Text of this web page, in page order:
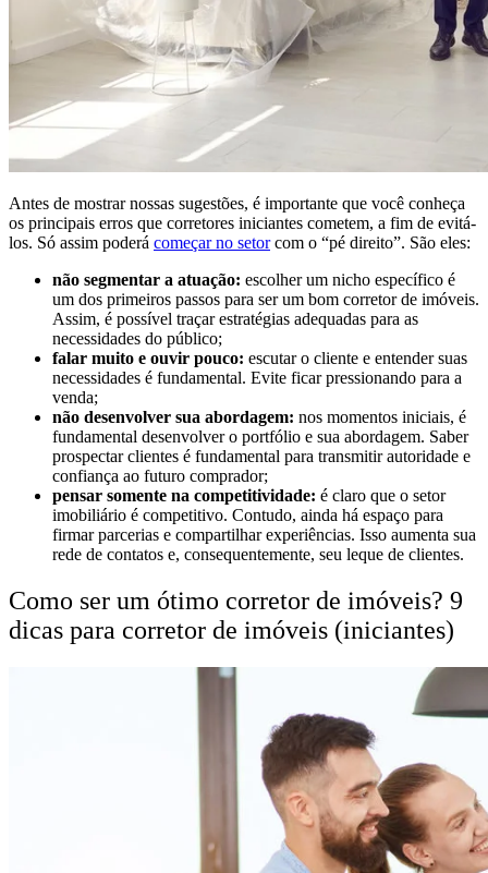
Antes de mostrar nossas sugestões, é importante que você conheça
os principais erros que corretores iniciantes cometem, a fim de evitá-
los. Só assim poderá começar no setorcom o “pé direito”. São eles:
não segmentar a atuação: escolher um nicho específico é
um dos primeiros passos para ser um bom corretor de imóveis.
Assim, é possível traçar estratégias adequadas para as
necessidades do público;
falar muito e ouvir pouco: escutar o cliente e entender suas
necessidades é fundamental. Evite ficar pressionando para a
venda;
não desenvolver sua abordagem: nos momentos iniciais, é
fundamental desenvolver o portfólio e sua abordagem. Saber
prospectar clientes é fundamental para transmitir autoridade e
confiança ao futuro comprador;
pensar somente na competitividade: é claro que o setor
imobiliário é competitivo. Contudo, ainda há espaço para
firmar parcerias e compartilhar experiências. Isso aumenta sua
rede de contatos e, consequentemente, seu leque de clientes.
Como ser um ótimo corretor de imóveis? 9
dicas para corretor de imóveis (iniciantes)